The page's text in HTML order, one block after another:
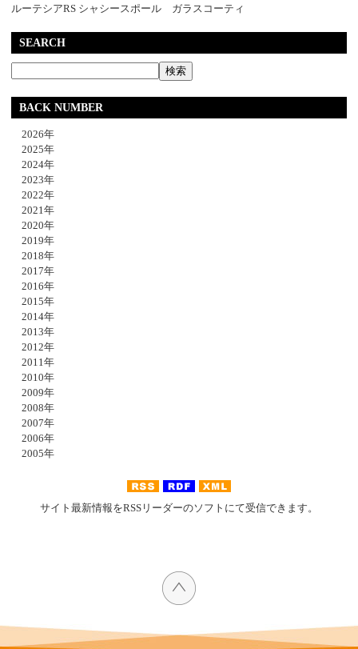
ルーテシアRS シャシースポール ガラスコーティ
SEARCH
BACK NUMBER
2026年
2025年
2024年
2023年
2022年
2021年
2020年
2019年
2018年
2017年
2016年
2015年
2014年
2013年
2012年
2011年
2010年
2009年
2008年
2007年
2006年
2005年
サイト最新情報をRSSリーダーのソフトにて受信できます。